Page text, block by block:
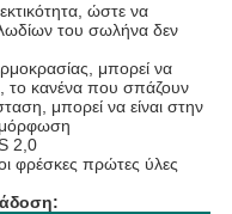
ώστε να
του σωλήνα δεν
μπορεί να
το κανένα που σπάζουν
μπορεί να είναι στην
2,0
φρέσκες πρώτες ύλες